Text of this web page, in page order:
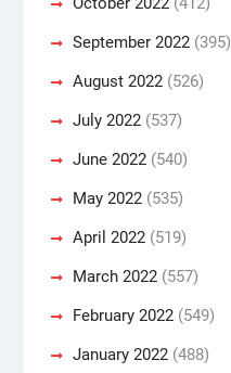
September 2022(395)
August 2022(526)
July 2022(537)
June 2022(540)
May 2022(535)
April 2022(519)
March 2022(557)
February 2022(549)
January 2022(488)